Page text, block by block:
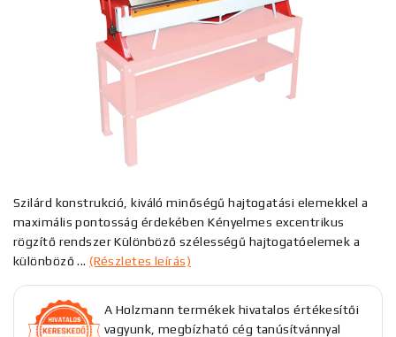
Szilárd konstrukció, kiváló minőségű hajtogatási elemekkel a
maximális pontosság érdekében Kényelmes excentrikus
rögzítő rendszer Különböző szélességű hajtogatóelemek a
különböző ...(Részletes leírás)
A Holzmann termékek hivatalos értékesítői
vagyunk, megbízható cég tanúsítvánnyal